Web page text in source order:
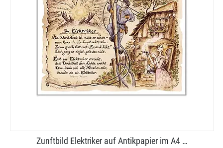
Zunftbild Elektriker auf Antikpapier im A4 …